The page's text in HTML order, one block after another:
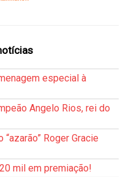
especial à
Angelo Rios, rei do
Roger Gracie
mil em premiação!